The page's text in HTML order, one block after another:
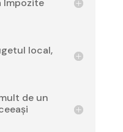
Impozite
local,
de un